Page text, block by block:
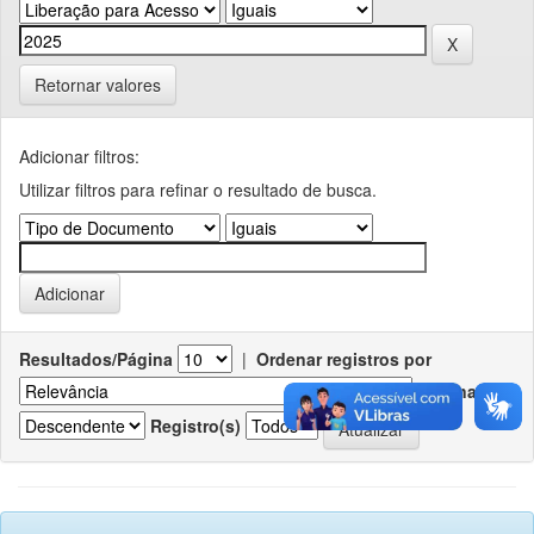
Retornar valores
Adicionar filtros:
Utilizar filtros para refinar o resultado de busca.
Resultados/Página | Ordenar registros por
Ordenar
Registro(s)